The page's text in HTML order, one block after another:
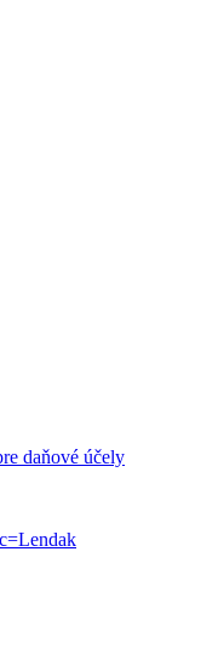
daňové účely